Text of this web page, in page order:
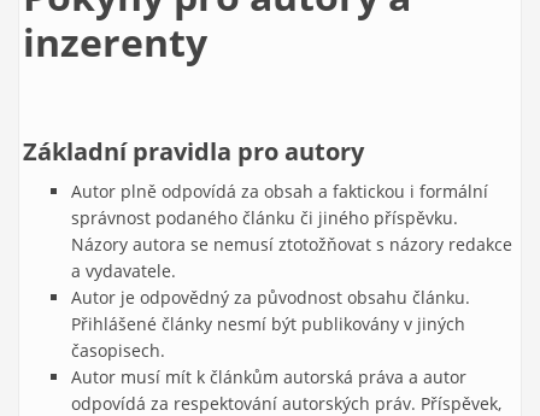
inzerenty
Základní pravidla pro autory
Autor plně odpovídá za obsah a faktickou i formální
správnost podaného článku či jiného příspěvku.
Názory autora se nemusí ztotožňovat s názory redakce
a vydavatele.
Autor je odpovědný za původnost obsahu článku.
Přihlášené články nesmí být publikovány v jiných
časopisech.
Autor musí mít k článkům autorská práva a autor
odpovídá za respektování autorských práv. Příspěvek,